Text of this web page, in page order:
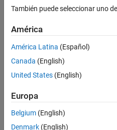
También puede seleccionar uno
América
América Latina (Español)
Canada (English)
United States (English)
Europa
Belgium (English)
Denmark (English)
Centro de confianza
Marcas